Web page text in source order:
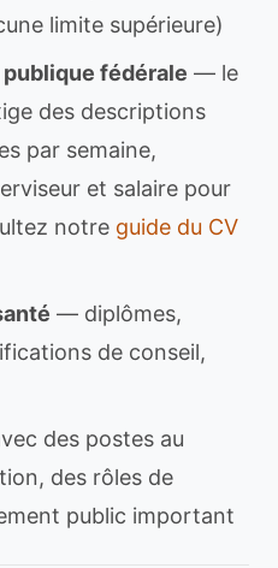
limite supérieure)
fédérale — le
des descriptions
par semaine,
et salaire pour
notre guide du CV
— diplômes,
de conseil,
des postes au
des rôles de
public important